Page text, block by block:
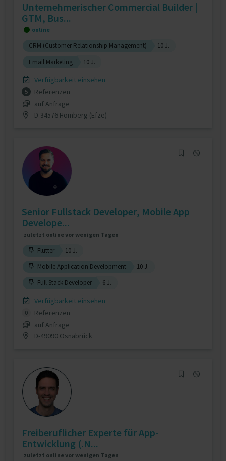
Unternehmerischer Commercial Builder |
GTM, Bus...
online
CRM (Customer Relationship Management)
10 J.
Email Marketing
10 J.
Verfügbarkeit einsehen
5
Referenzen
auf Anfrage
D-34576 Homberg (Efze)
Senior Fullstack Developer, Mobile App
Develope...
zuletzt online vor wenigen Tagen
Flutter
10 J.
Mobile Application Development
10 J.
Full Stack Developer
6 J.
Verfügbarkeit einsehen
0
Referenzen
auf Anfrage
D-49090 Osnabrück
Freiberuflicher Experte für App-
Entwicklung (.N...
zuletzt online vor wenigen Tagen